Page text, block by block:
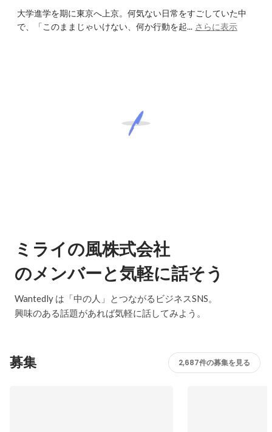
大学進学を期に東京へ上京。何気ない日常をすごしていた中
で、「このままじゃいけない、何か行動を起... さらに表示
ミライの風株式会社
のメンバーと気軽に話そう
Wantedly は「中の人」とつながるビジネスSNS。
興味のある話題があれば気軽に話してみよう。
募集 2,687件の募集を見る